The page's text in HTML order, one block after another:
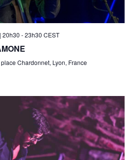
20h30 -23h30 CEST
place Chardonnet, Lyon, France